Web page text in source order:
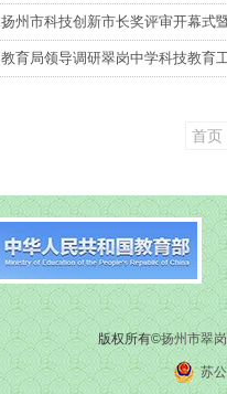
扬州市科技创新市长奖评审开幕式
教育局领导调研翠岗中学科技教育
首页
版权所有©扬州市翠
苏